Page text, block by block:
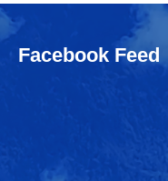
Facebook Feed